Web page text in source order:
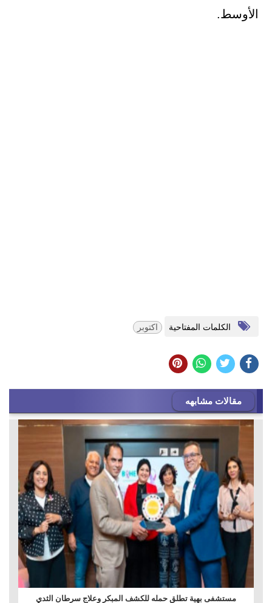
الأوسط.
الكلمات المفتاحية اكتوبر
مقالات مشابهه
مستشفى بهية تطلق حمله للكشف المبكر وعلاج سرطان الثدي